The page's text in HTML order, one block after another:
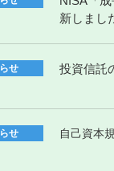
新しまし
せ 投資信託
せ 自己資本